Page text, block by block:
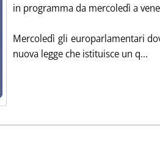
in programma da mercoledì a
Mercoledì gli europarlamentari
nuova legge che istituisce un q...